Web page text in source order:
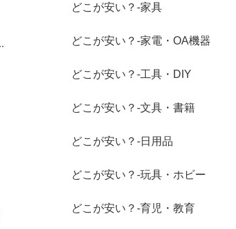
どこが安い？-家具
どこが安い？-家電・OA機器
どこが安い？-工具・DIY
どこが安い？-文具・書籍
どこが安い？-日用品
どこが安い？-玩具・ホビー
どこが安い？-育児・教育